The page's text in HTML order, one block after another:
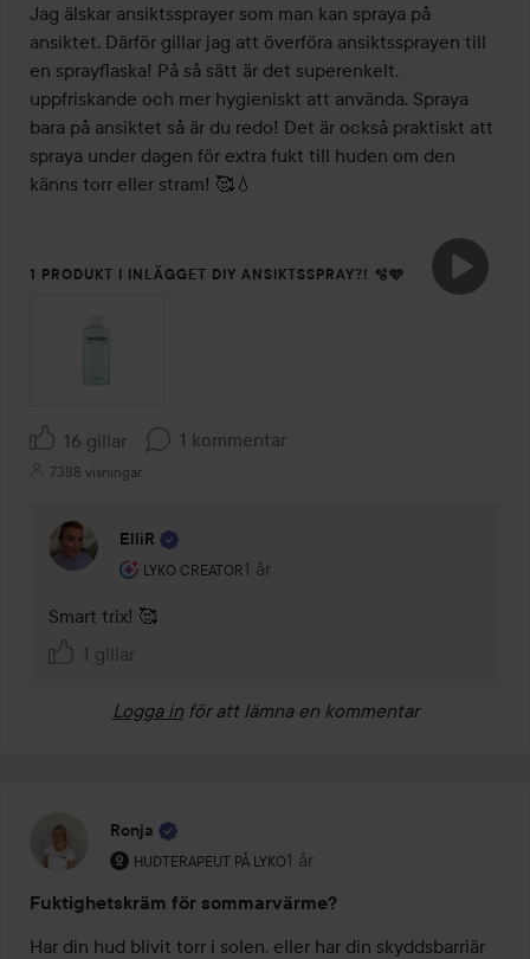
Jag älskar ansiktssprayer som man kan spraya på
ansiktet. Därför gillar jag att överföra ansiktssprayen till
en sprayflaska! På så sätt är det superenkelt,
uppfriskande och mer hygieniskt att använda. Spraya
bara på ansiktet så är du redo! Det är också praktiskt att
spraya under dagen för extra fukt till huden om den
känns torr eller stram! 🥰💧
1 PRODUKT I INLÄGGET DIY ANSIKTSSPRAY?! 🫧🩵
16 gillar 1 kommentar
7388 visningar
ElliR
LYKO CREATOR
Användarens roll: Lyko Creator.
1 år
Kommentaren lades 1 år
Smart trix! 🥰
1 gillar
Logga in för att lämna en kommentar
Ronja
HUDTERAPEUT PÅ LYKO
Användarens roll: Hudterapeut på Lyko.
1 år
Inlägget skapades 1 år
Fuktighetskräm för sommarvärme?
Har din hud blivit torr i solen, eller har din skyddsbarriär